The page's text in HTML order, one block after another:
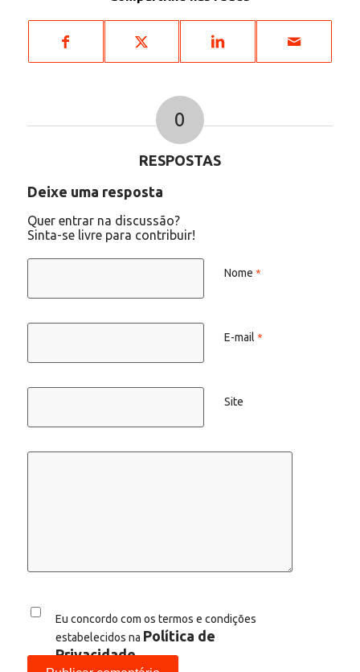
0
RESPOSTAS
Deixe uma resposta
Quer entrar na discussão?
Sinta-se livre para contribuir!
Nome *
E-mail *
Site
Eu concordo com os termos e condições
estabelecidos na Política de
Privacidade